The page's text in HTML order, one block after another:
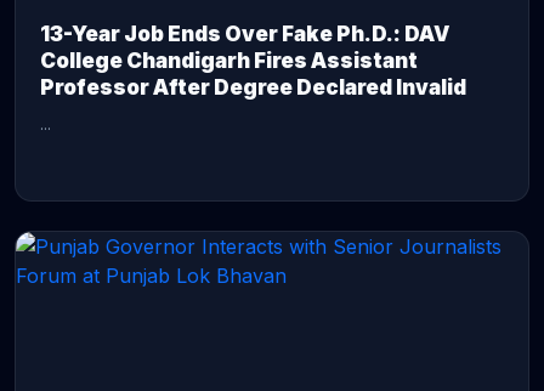
13-Year Job Ends Over Fake Ph.D.: DAV
College Chandigarh Fires Assistant
Professor After Degree Declared Invalid
...